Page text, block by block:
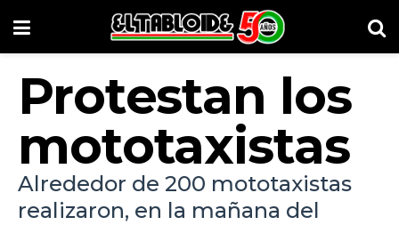
Protestan los
mototaxistas
Alrededor de 200 mototaxistas
realizaron, en la mañana del